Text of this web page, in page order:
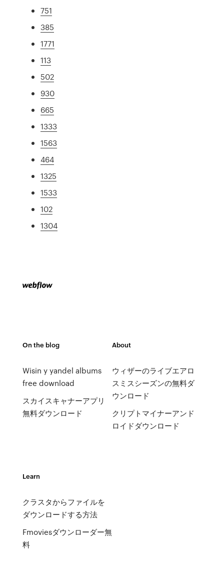
751
385
1771
113
502
930
665
1333
1563
464
1325
1533
102
1304
On the blog
Wisin y yandel albums
free download
スカイスキャナーアプリ
無料ダウンロード
About
ウィザーのライブエアロ
スミスシーズンの無料ダ
ウンロード
クリプトマイナーアンド
ロイドダウンロード
Learn
クラスタからファイルを
ダウンロードする方法
Fmoviesダウンローダー無
料